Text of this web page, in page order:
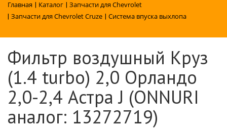
Главная | Каталог | Запчасти для Chevrolet
| Запчасти для Chevrolet Cruze | Система впуска выхлопа
Фильтр воздушный Круз
(1.4 turbo) 2,0 Орландо
2,0-2,4 Астра J (ONNURI
аналог: 13272719)